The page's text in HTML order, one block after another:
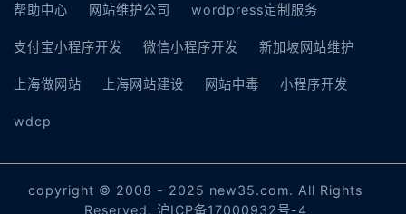
帮助中心 网站维护公司 wordpress定制服务
支付宝小程序开发 微信小程序开发 新加坡网站维护
上海做网站 上海网站建设 网站中毒 小程序开发
wdcp
copyright © 2008 - 2025 new35.com. All Rights
Reserved. 沪ICP备17000932号-4